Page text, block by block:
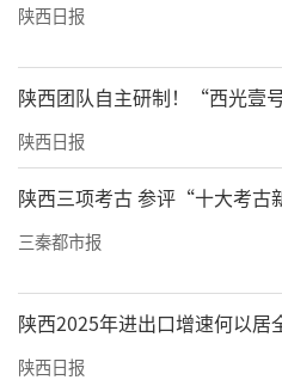
陕西日报
陕西团队自主研制！“西光壹
陕西日报
陕西三项考古 参评“十大考古
三秦都市报
陕西2025年进出口增速何以居
陕西日报